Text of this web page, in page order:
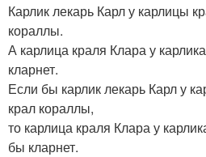
Карлик лекарь Карл у карлицы
кораллы.
А карлица краля Клара у
кларнет.
Если бы карлик лекарь Карл у
крал кораллы,
то карлица краля Клара у
бы кларнет.